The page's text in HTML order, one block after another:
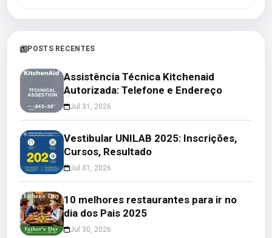
POSTS RECENTES
Assistência Técnica Kitchenaid
Autorizada: Telefone e Endereço
Jul 31, 2026
Vestibular UNILAB 2025: Inscrições,
Cursos, Resultado
Jul 31, 2026
10 melhores restaurantes para ir no
dia dos Pais 2025
Jul 30, 2026